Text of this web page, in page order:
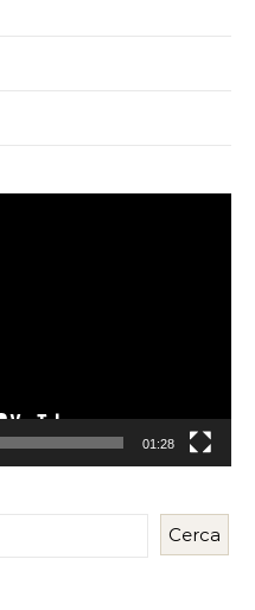
01:28
Cerca